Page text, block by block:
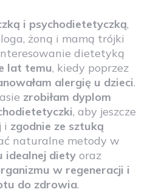
i psychodietetyczką,
żoną i mamą trójki
dietetyką
lat temu, kiedy poprzez
alergię u dzieci.
zrobiłam dyplom
, aby jeszcze
i zgodnie ze sztuką
naturalne metody w
idealnej dietyoraz
w regeneracji i
do zdrowia.